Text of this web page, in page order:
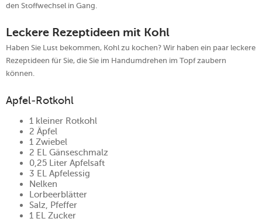
den Stoffwechsel in Gang.
Leckere Rezeptideen mit Kohl
Haben Sie Lust bekommen, Kohl zu kochen? Wir haben ein paar leckere
Rezeptideen für Sie, die Sie im Handumdrehen im Topf zaubern
können.
Apfel-Rotkohl
1 kleiner Rotkohl
2 Äpfel
1 Zwiebel
2 EL Gänseschmalz
0,25 Liter Apfelsaft
3 EL Apfelessig
Nelken
Lorbeerblätter
Salz, Pfeffer
1 EL Zucker